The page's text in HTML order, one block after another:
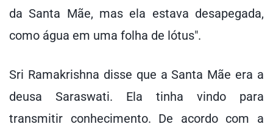
da Santa Mãe, mas ela estava desapegada,
como água em uma folha de lótus".
Sri Ramakrishna disse que a Santa Mãe era a
deusa Saraswati. Ela tinha vindo para
transmitir conhecimento. De acordo com a